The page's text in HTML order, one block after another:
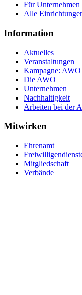
Für Unternehmen
Alle
Information
Aktuelles
Veranstaltungen
Kampagne:
Die AWO
Unternehmen
Nachhaltigkeit
Arbeiten bei der
Mitwirken
Ehrenamt
Mitgliedschaft
Verbände